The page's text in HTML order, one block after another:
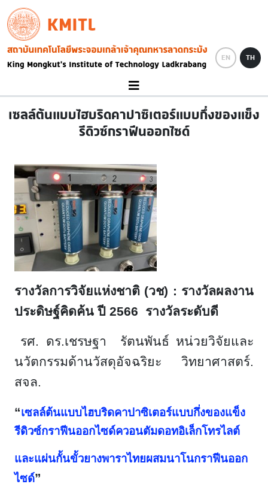
Skip to main content
KMITL
Image
EN TH
เซลล์ต้นแบบไฮบริดคาปาซิเตอร์แบบกึ่งของแข็ง
รีดิวซ์กราฟีนออกไซด์
รางวัลการวิจัยแห่งชาติ (วช) : รางวัลผลงาน
ประดิษฐ์คิดค้น ปี 2566 รางวัลระดับดี
รศ. ดร.เชรษฐา รัตนพันธ์ หน่วยวิจัยและ
นวัตกรรมด้านวัสดุอัจฉริยะ วิทยาศาสตร์.
สจล.
“เซลล์ต้นแบบไฮบริดคาปาซิเตอร์แบบกึ่งของแข็ง
รีดิวซ์กราฟีนออกไซด์ควอนตัมดอทอิเล็กโทรไลต์
และแผ่นกั้นขั้วยางพาราไทยผสมนาโนกราฟีนออก
ไซด์”